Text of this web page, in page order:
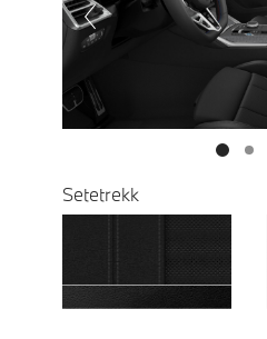
Setetrekk